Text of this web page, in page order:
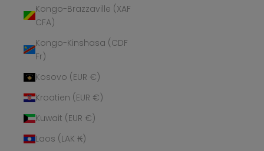
Kongo-Brazzaville (XAF
CFA)
Kongo-Kinshasa (CDF
Fr)
Kosovo (EUR €)
Kroatien (EUR €)
Kuwait (EUR €)
Laos (LAK ₭)